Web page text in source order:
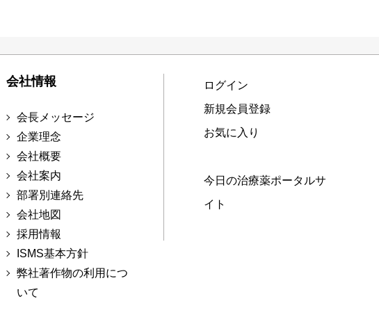
会社情報
会長メッセージ
企業理念
会社概要
会社案内
部署別連絡先
会社地図
採用情報
ISMS基本方針
弊社著作物の利用につ
いて
ログイン
新規会員登録
お気に入り
今日の治療薬ポータルサ
イト